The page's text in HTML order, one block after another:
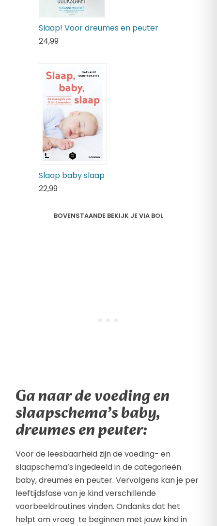
Slaap! Voor dreumes en peuter
24,99
Slaap baby slaap
22,99
BOVENSTAANDE BEKIJK JE VIA BOL
Ga naar de voeding en
slaapschema’s baby,
dreumes en peuter:
Voor de leesbaarheid zijn de voeding- en
slaapschema’s ingedeeld in de categorieën
baby, dreumes en peuter. Vervolgens kan je per
leeftijdsfase van je kind verschillende
voorbeeldroutines vinden. Ondanks dat het
helpt om vroeg te beginnen met jouw kind in